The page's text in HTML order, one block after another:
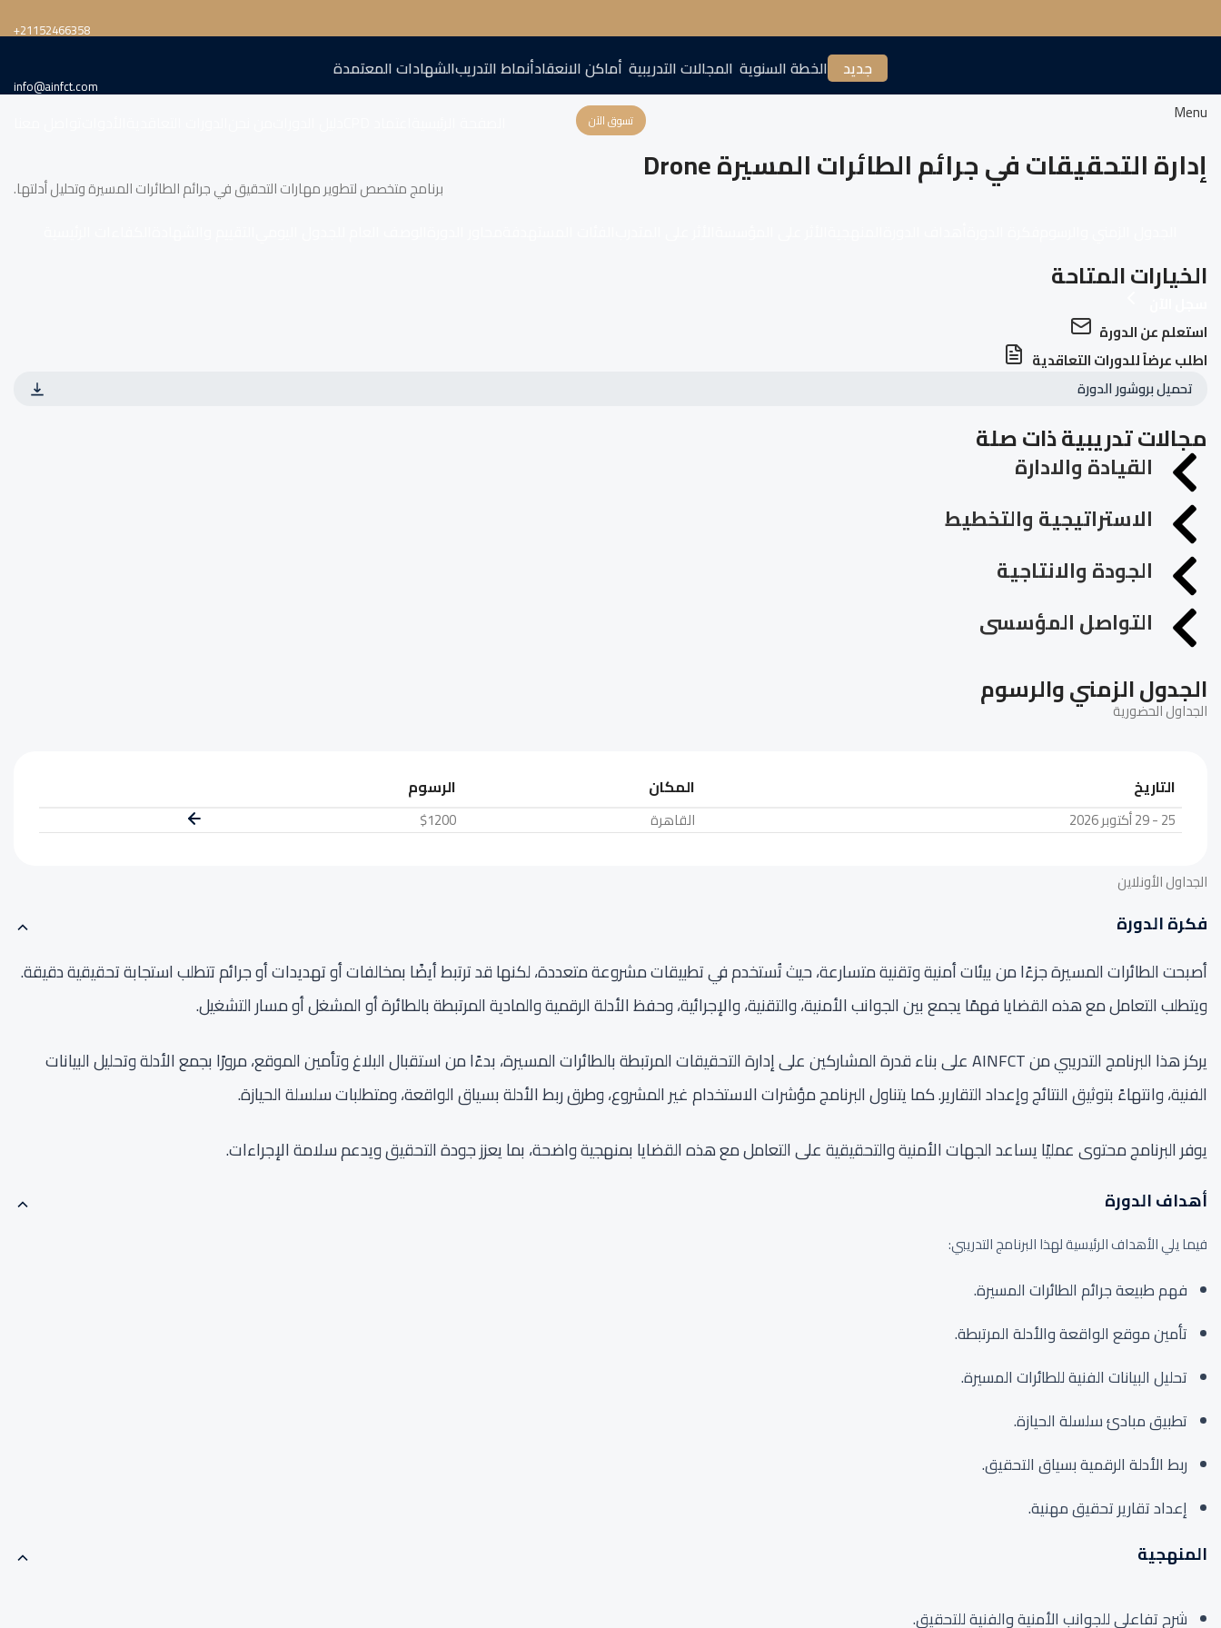
‎+21152466358
info@ainfct.com
جديد الخطة السنوية المجالات التدريبية أماكن الانعقادأنماط التدريبالشهادات المعتمدة
Menu تسوق الآن
إدارة التحقيقات في جرائم الطائرات المسيرة Drone برنامج متخصص لتطوير مهارات التحقيق في جرائم الطائرات المسيرة وتحليل أدلتها.
الخيارات المتاحة
استعلم عن الدورة
اطلب عرضاً للدورات التعاقدية
تحميل بروشور الدورة
مجالات تدريبية ذات صلة
القيادة والادارة
الاستراتيجية والتخطيط
الجودة والانتاجية
التواصل المؤسسى
الجدول الزمني والرسوم
الجداول الحضورية
التاريخ المكان الرسوم
25 - 29 أكتوبر 2026 القاهرة $1200
الجداول الأونلاين
فكرة الدورة
أصبحت الطائرات المسيرة جزءًا من بيئات أمنية وتقنية متسارعة، حيث تُستخدم في تطبيقات مشروعة متعددة، لكنها قد ترتبط أيضًا بمخالفات أو تهديدات أو جرائم تتطلب استجابة تحقيقية دقيقة.
ويتطلب التعامل مع هذه القضايا فهمًا يجمع بين الجوانب الأمنية، والتقنية، والإجرائية، وحفظ الأدلة الرقمية والمادية المرتبطة بالطائرة أو المشغل أو مسار التشغيل.
يركز هذا البرنامج التدريبي من AINFCT على بناء قدرة المشاركين على إدارة التحقيقات المرتبطة بالطائرات المسيرة، بدءًا من استقبال البلاغ وتأمين الموقع، مرورًا بجمع الأدلة وتحليل البيانات
الفنية، وانتهاءً بتوثيق النتائج وإعداد التقارير. كما يتناول البرنامج مؤشرات الاستخدام غير المشروع، وطرق ربط الأدلة بسياق الواقعة، ومتطلبات سلسلة الحيازة.
يوفر البرنامج محتوى عمليًا يساعد الجهات الأمنية والتحقيقية على التعامل مع هذه القضايا بمنهجية واضحة، بما يعزز جودة التحقيق ويدعم سلامة الإجراءات.
أهداف الدورة
فيما يلي الأهداف الرئيسية لهذا البرنامج التدريبي:
فهم طبيعة جرائم الطائرات المسيرة.
تأمين موقع الواقعة والأدلة المرتبطة.
تحليل البيانات الفنية للطائرات المسيرة.
تطبيق مبادئ سلسلة الحيازة.
ربط الأدلة الرقمية بسياق التحقيق.
إعداد تقارير تحقيق مهنية.
المنهجية
شرح تفاعلي للجوانب الأمنية والفنية للتحقيق.